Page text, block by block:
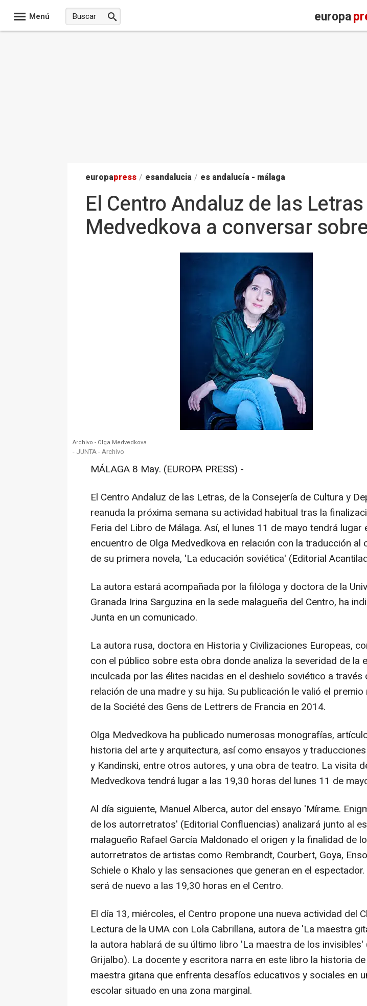
Menú europa
europapress / esandalucia / es andalucía - málaga
El Centro Andaluz de las
Medvedkova a conversar
Archivo - Olga Medvedkova
- JUNTA - Archivo
MÁLAGA 8 May. (EUROPA PRESS) -
El Centro Andaluz de las Letras, de la Consejería de Cultura y
reanuda la próxima semana su actividad habitual tras la
Feria del Libro de Málaga. Así, el lunes 11 de mayo tendrá lugar
encuentro de Olga Medvedkova en relación con la traducción al
de su primera novela, 'La educación soviética' (Editorial
La autora estará acompañada por la filóloga y doctora de la
Granada Irina Sarguzina en la sede malagueña del Centro, ha
Junta en un comunicado.
La autora rusa, doctora en Historia y Civilizaciones Europeas,
con el público sobre esta obra donde analiza la severidad de la
inculcada por las élites nacidas en el deshielo soviético a través
relación de una madre y su hija. Su publicación le valió el premio
de la Société des Gens de Lettrers de Francia en 2014.
Olga Medvedkova ha publicado numerosas monografías,
historia del arte y arquitectura, así como ensayos y
y Kandinski, entre otros autores, y una obra de teatro. La visita
Medvedkova tendrá lugar a las 19,30 horas del lunes 11 de
Al día siguiente, Manuel Alberca, autor del ensayo 'Mírame.
de los autorretratos' (Editorial Confluencias) analizará junto al
malagueño Rafael García Maldonado el origen y la finalidad de
autorretratos de artistas como Rembrandt, Courbert, Goya,
Schiele o Khalo y las sensaciones que generan en el
será de nuevo a las 19,30 horas en el Centro.
El día 13, miércoles, el Centro propone una nueva actividad del
Lectura de la UMA con Lola Cabrillana, autora de 'La maestra
la autora hablará de su último libro 'La maestra de los invisibles'
Grijalbo). La docente y escritora narra en este libro la historia
maestra gitana que enfrenta desafíos educativos y sociales en
escolar situado en una zona marginal.